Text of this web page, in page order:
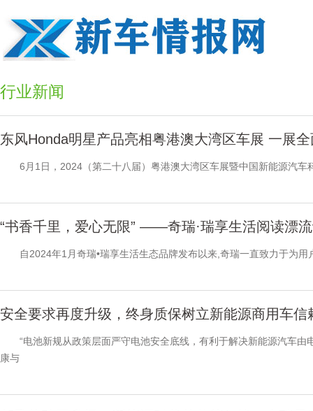
行业新闻
东风Honda明星产品亮相粤港澳大湾区车展 一展
6月1日，2024（第二十八届）粤港澳大湾区车展暨中国新能源汽车
“书香千里，爱心无限” ——奇瑞·瑞享生活阅读漂
自2024年1月奇瑞•瑞享生活生态品牌发布以来,奇瑞一直致力于为用
安全要求再度升级，终身质保树立新能源商用车信
“电池新规从政策层面严守电池安全底线，有利于解决新能源汽车由
康与